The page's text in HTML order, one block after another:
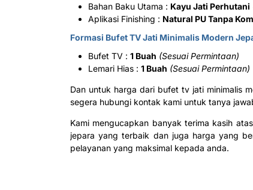
Bahan Baku Utama : Kayu Jati Perhutani
Aplikasi Finishing : Natural PU Tanpa
Formasi Bufet TV Jati Minimalis Modern
Bufet TV : 1 Buah (Sesuai Permintaan)
Lemari Hias : 1 Buah (Sesuai Permintaan)
Dan untuk harga dari bufet tv jati minimalis
segera hubungi kontak kami untuk tanya
Kami mengucapkan banyak terima kasih
jepara yang terbaik dan juga harga yang
pelayanan yang maksimal kepada anda.